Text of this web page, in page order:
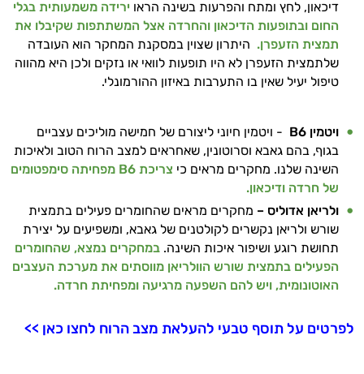
דיכאון, לחץ ומתח והפרעות בשינה הראו ירידה משמעותית בגלי
החום ובתופעות הדיכאון והחרדה אצל המשתתפות שקיבלו את
תמצית הזעפרן. היתרון שצוין במסקנת המחקר הוא העובדה
שלתמצית הזעפרן לא היו תופעות לוואי או נזקים ולכן היא מהווה
טיפול יעיל שאין בו התערבות באיזון ההורמונלי.
ויטמין B6 - ויטמין חיוני ליצורם של חמישה מוליכים עצביים
בגוף, בהם גאבא וסרוטונין, שאחראים למצב הרוח הטוב ולאיכות
השינה שלנו. מחקרים מראים כי
צריכת B6 מפחיתה סימפטומים
של חרדה ודיכאון.
ולריאן אדוליס – מחקרים מראים שהחומרים פעילים בתמצית
שורש ולריאן נקשרים לקולטנים של גאבא, ומשפיעים על יצירת
תחושת רוגע ושיפור איכות השינה. במחקרים נמצא, שהחומרים
הפעילים בתמצית שורש הוולריאן מווסתים את מערכת העצבים
האוטונומית, ויש להם השפעה מרגיעה ומפחיתת חרדה.
לפרטים על תוסף טבעי להעלאת מצב הרוח לחצו כאן >>
היי,
אני יועץ הבריאות האישי AI של טבע בריא.
התשובות שלי מבוססות על מאגרי מידע קליניים
וספרות מקצועית בתחומי הרפואה הטבעית
ותזונת הספורט.
אני כאן כדי לעזור לך להתאים את תוספי
התזונה ומוצרי הבריאות המדויקים למטרות
עובדים יחד כדי למקסם תוצאות גם בחיי היום